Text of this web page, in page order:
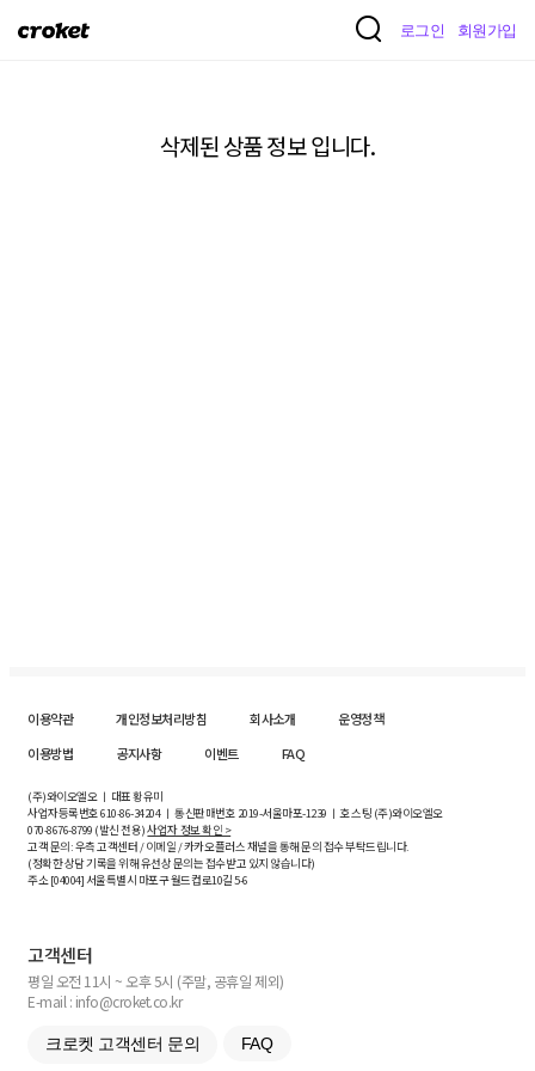
크
로그인 회원가입
삭제된 상품 정보 입니다.
이용약관 개인정보처리방침 회사소개
운영정책
이용방법
공지사항 이벤트 FAQ
(주)와이오엘오 ㅣ 대표 황유미
사업자등록번호610-86-34204ㅣ 통신판매번호 2019-서울마포-1239 ㅣ 호스팅 (주)와이오엘오
070-8676-8799 (발신 전용)사업자 정보 확인 >
고객 문의: 우측 고객센터 / 이메일 / 카카오플러스 채널을 통해 문의 접수 부탁드립니다.
(정확한 상담 기록을 위해 유선상 문의는 접수받고 있지 않습니다)
주소 [04004] 서울특별시 마포구 월드컵로10길5-6
고객센터
평일 오전 11시 ~ 오후 5시 (주말, 공휴일 제외)
E-mail : info@croket.co.kr
크로켓 고객센터 문의 FAQ